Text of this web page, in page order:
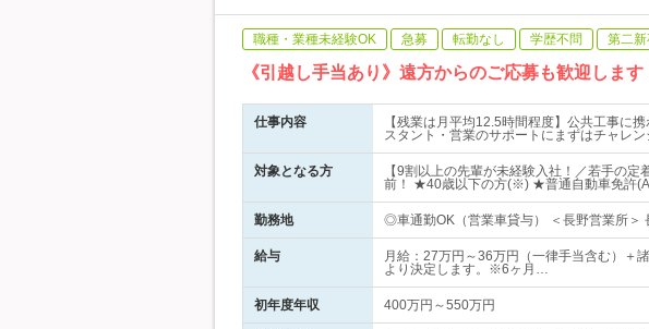
職種・業種未経験OK 急募 転勤なし 学歴不問 第二
《引越し手当あり》遠方からのご応募も歓迎しま
仕事内容
【残業は月平均12.5時間程度】公共工事に
スタント・営業のサポートにまずはチャレン
対象となる方
【9割以上の先輩が未経験入社！／若手の
前！ ★40歳以下の方(※) ★普通自動車免許
勤務地 ◎車通勤OK（営業車貸与） ＜長野営業所＞
給与
月給：27万円～36万円（一律手当含む）＋
より決定します。※6ヶ月…
初年度年収 400万円～550万円